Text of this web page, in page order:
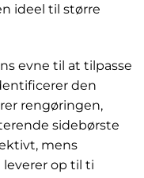
ideel til større
evne til at tilpasse
den
rengøringen,
sidebørste
mens
op til ti